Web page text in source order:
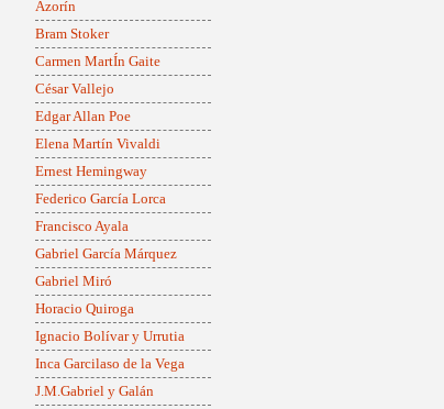
Azorín
Bram Stoker
Carmen MartÍn Gaite
César Vallejo
Edgar Allan Poe
Elena Martín Vivaldi
Ernest Hemingway
Federico García Lorca
Francisco Ayala
Gabriel García Márquez
Gabriel Miró
Horacio Quiroga
Ignacio Bolívar y Urrutia
Inca Garcilaso de la Vega
J.M.Gabriel y Galán